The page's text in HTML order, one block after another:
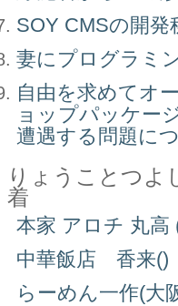
SOY CMSの開発
妻にプログラミ
自由を求めてオ
ョップパッケー
遭遇する問題に
りょうことつよ
着
本家 アロチ 丸高
中華飯店 香来()
らーめん一作(大